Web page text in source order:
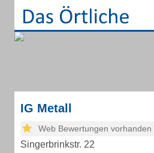
IG Metall
Web Bewertungen vorhanden
Singerbrinkstr. 22